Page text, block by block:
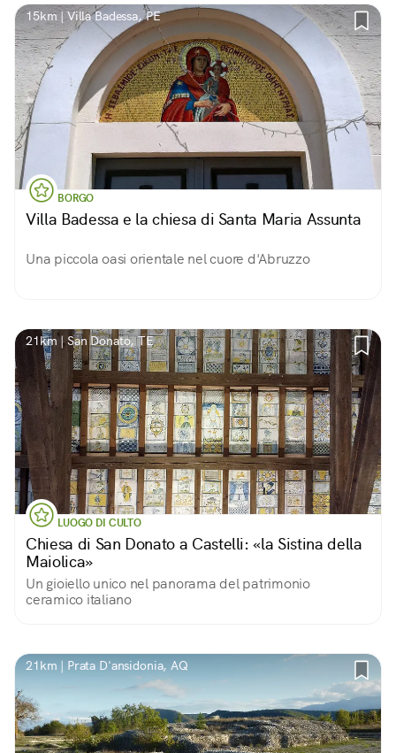
15km | Villa Badessa, PE
BORGO
Villa Badessa e la chiesa di Santa Maria Assunta
Una piccola oasi orientale nel cuore d'Abruzzo
21km | San Donato, TE
LUOGO DI CULTO
Chiesa di San Donato a Castelli: «la Sistina della
Maiolica»
Un gioiello unico nel panorama del patrimonio
ceramico italiano
21km | Prata D'ansidonia, AQ